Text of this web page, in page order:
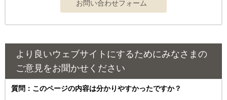
より良いウェブサイトにするためにみなさまの
ご意見をお聞かせください
質問：このページの内容は分かりやすかったですか？